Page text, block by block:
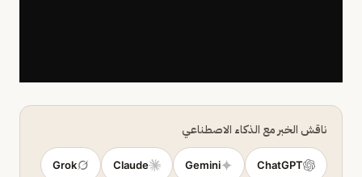
ناقش الخبر مع الذكاء الاصطناعي
ChatGPT
Gemini
Claude
Grok